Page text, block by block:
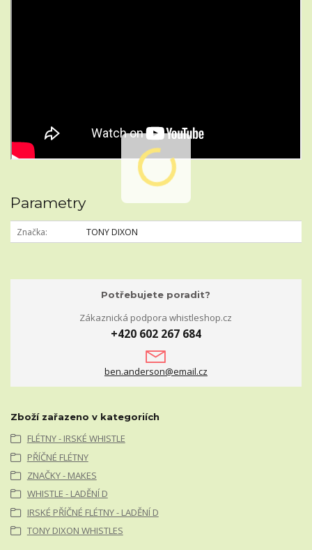
Parametry
Značka TONY DIXON
Potřebujete poradit?
Zákaznická podpora whistleshop.cz
+420 602 267 684
ben.anderson@email.cz
Zboží zařazeno v kategoriích
FLÉTNY - IRSKÉ WHISTLE
PŘÍČNÉ FLÉTNY
ZNAČKY - MAKES
WHISTLE - LADĚNÍ D
IRSKÉ PŘÍČNÉ FLÉTNY - LADĚNÍ D
TONY DIXON WHISTLES